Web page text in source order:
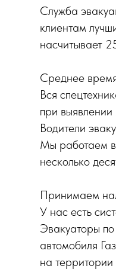
Служба
клиентам
насчитывает
Среднее
Вся
при выявлении
Водители
Мы работаем
несколько
Принимаем
У нас есть
Эвакуаторы
автомобиля
на